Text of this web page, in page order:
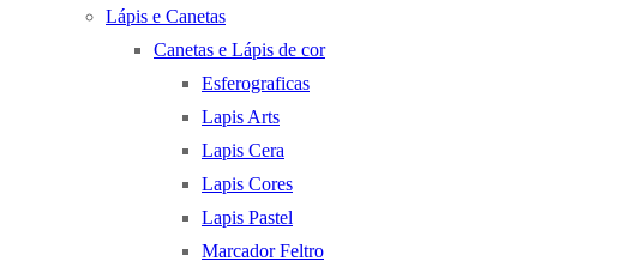
Lápis e Canetas
Canetas e Lápis de cor
Esferograficas
Lapis Arts
Lapis Cera
Lapis Cores
Lapis Pastel
Marcador Feltro